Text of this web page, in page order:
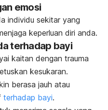
emosi
individu sekitar yang
keperluan diri anda.
terhadap bayi
kaitan dengan trauma
kesukaran.
berasa jauh atau
terhadap bayi.